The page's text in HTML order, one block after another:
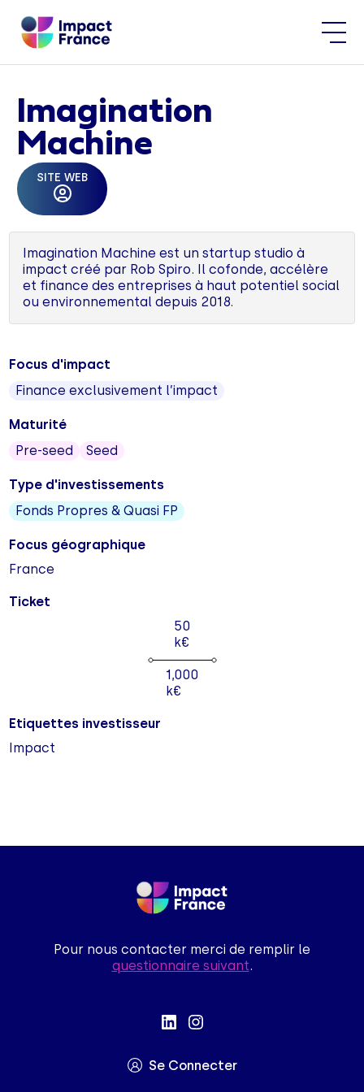
Imagination
Machine
SITE WEB
Imagination Machine est un startup studio à
impact créé par Rob Spiro. Il cofonde, accélère
et finance des entreprises à haut potentiel social
ou environnemental depuis 2018.
Focus d'impact
Finance exclusivement l’impact
Maturité
Pre-seed
Seed
Type d'investissements
Fonds Propres & Quasi FP
Focus géographique
France
Ticket
50
k€
1,000
k€
Etiquettes investisseur
Impact
Pour nous contacter merci de remplir le
questionnaire suivant.
Se Connecter